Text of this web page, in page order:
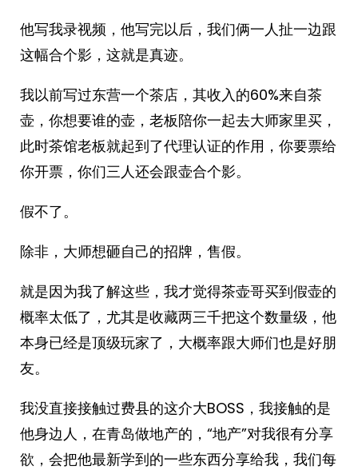
他写我录视频，他写完以后，我们俩一人扯一边跟
这幅合个影，这就是真迹。
我以前写过东营一个茶店，其收入的60%来自茶
壶，你想要谁的壶，老板陪你一起去大师家里买，
此时茶馆老板就起到了代理认证的作用，你要票给
你开票，你们三人还会跟壶合个影。
假不了。
除非，大师想砸自己的招牌，售假。
就是因为我了解这些，我才觉得茶壶哥买到假壶的
概率太低了，尤其是收藏两三千把这个数量级，他
本身已经是顶级玩家了，大概率跟大师们也是好朋
友。
我没直接接触过费县的这介大BOSS，我接触的是
他身边人，在青岛做地产的，“地产”对我很有分享
欲，会把他最新学到的一些东西分享给我，我们每